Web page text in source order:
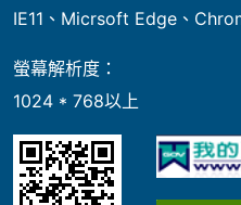
IE11、Micrsoft Edge、
螢幕解析度：
1024 * 768以上